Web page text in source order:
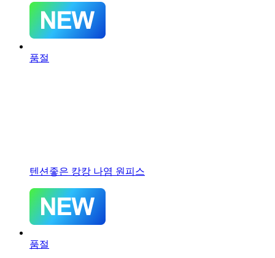
품절
텐션좋은 캉캉 나염 원피스
품절